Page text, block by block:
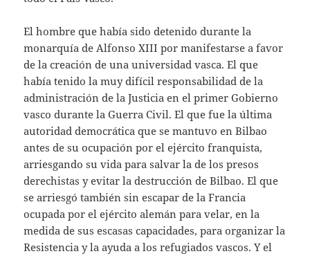
El hombre que había sido detenido durante la
monarquía de Alfonso XIII por manifestarse a favor
de la creación de una universidad vasca. El que
había tenido la muy difícil responsabilidad de la
administración de la Justicia en el primer Gobierno
vasco durante la Guerra Civil. El que fue la última
autoridad democrática que se mantuvo en Bilbao
antes de su ocupación por el ejército franquista,
arriesgando su vida para salvar la de los presos
derechistas y evitar la destrucción de Bilbao. El que
se arriesgó también sin escapar de la Francia
ocupada por el ejército alemán para velar, en la
medida de sus escasas capacidades, para organizar la
Resistencia y la ayuda a los refugiados vascos. Y el